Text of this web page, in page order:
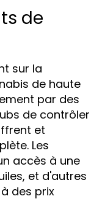
de
sur la
de haute
par des
de contrôler
et
Les
accès à une
et d'autres
des prix